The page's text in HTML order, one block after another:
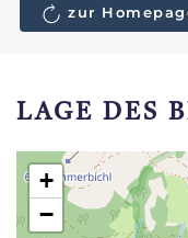
zur
LAGE DES
+
−